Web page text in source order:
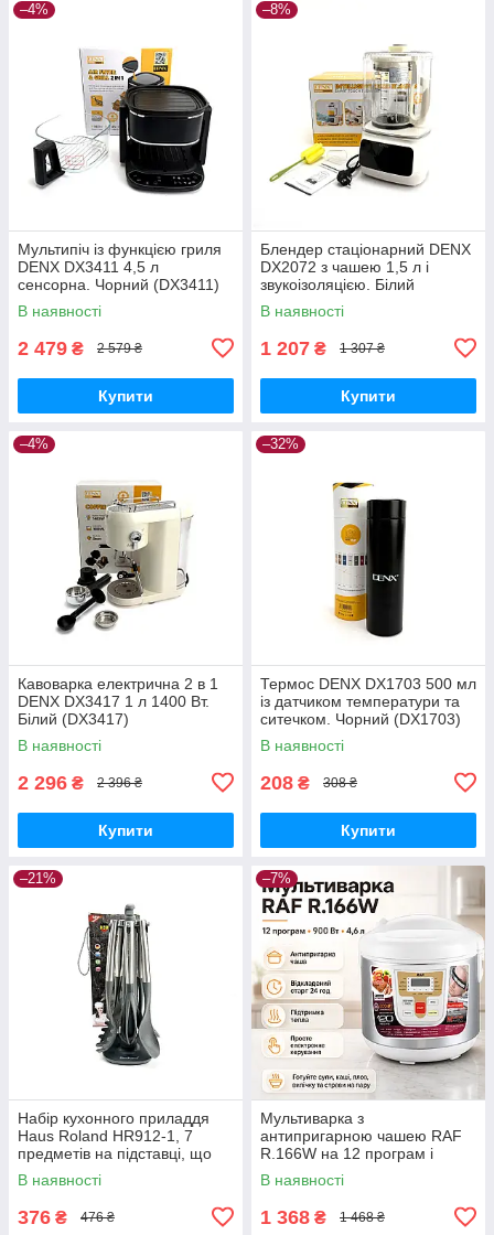
–4%
Мультипіч із функцією гриля
DENX DX3411 4,5 л
сенсорна. Чорний (DX3411)
В наявності
2 479 ₴ 2 579 ₴
Купити
–8%
Блендер стаціонарний DENX
DX2072 з чашею 1,5 л і
звукоізоляцією. Білий
(DX2072)
В наявності
1 207 ₴ 1 307 ₴
Купити
–4%
Кавоварка електрична 2 в 1
DENX DX3417 1 л 1400 Вт.
Білий (DX3417)
В наявності
2 296 ₴ 2 396 ₴
Купити
–32%
Термос DENX DX1703 500 мл
із датчиком температури та
ситечком. Чорний (DX1703)
В наявності
208 ₴ 308 ₴
Купити
–21%
Набір кухонного приладдя
Haus Roland HR912-1, 7
предметів на підставці, що
обертається. Сірий (HR912-
1)
В наявності
376 ₴ 476 ₴
–7%
Мультиварка з
антипригарною чашею RAF
R.166W на 12 програм і
потужністю 900 Вт Біла
В наявності
1 368 ₴ 1 468 ₴